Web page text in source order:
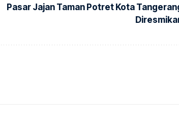
Pasar Jajan Taman Potret Kota